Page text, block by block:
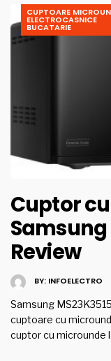
CUPTOARE
ELECTROCASNICE
BUCATARIE
Cuptor
Samsung
Review
BY: INFOELECTRO
Samsung
cuptoare cu
cuptor cu microunde